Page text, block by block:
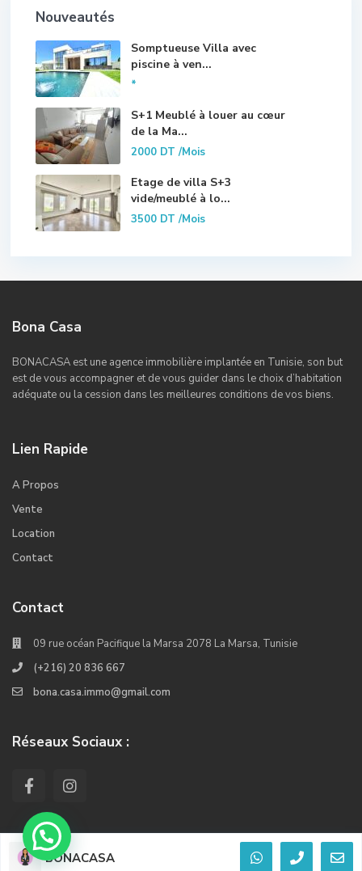
Nouveautés
Somptueuse Villa avec
piscine à ven...
*
S+1 Meublé à louer au cœur
de la Ma...
2000 DT/Mois
Etage de villa S+3
vide/meublé à lo...
3500 DT/Mois
Bona Casa
BONACASA est une agence immobilière implantée en Tunisie, son but
est de vous accompagner et de vous guider dans le choix d’habitation
adéquate ou la cession dans les meilleures conditions de vos biens.
Lien Rapide
A Propos
Vente
Location
Contact
Contact
09 rue océan Pacifique la Marsa 2078 La Marsa, Tunisie
(+216) 20 836 667
bona.casa.immo@gmail.com
Réseaux Sociaux :
© 2022. Tous les droits réservés Crée Par Kiwi Softwares
BONACASA